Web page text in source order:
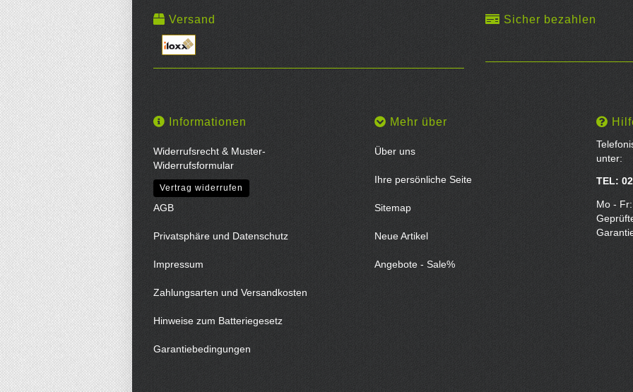
Versand Sicher bezahlen
Informationen
Widerrufsrecht & Muster-
Widerrufsformular
Vertrag widerrufen
AGB
Privatsphäre und Datenschutz
Impressum
Zahlungsarten und Versandkosten
Hinweise zum Batteriegesetz
Garantiebedingungen
Mehr über
Über uns
Ihre persönliche Seite
Sitemap
Neue Artikel
Angebote - Sale%
unter:
TEL:
Mo -